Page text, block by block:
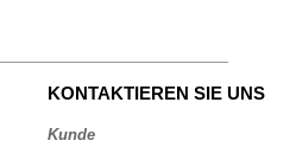
KONTAKTIEREN SIE UNS
Kunde